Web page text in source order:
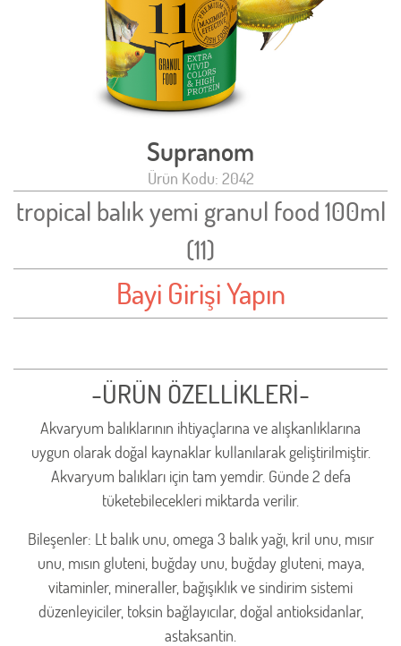
Supranom
Ürün Kodu: 2042
tropical balık yemi granul food 100ml
(11)
Bayi Girişi Yapın
-ÜRÜN ÖZELLİKLERİ-
Akvaryum balıklarının ihtiyaçlarına ve alışkanlıklarına
uygun olarak doğal kaynaklar kullanılarak geliştirilmiştir.
Akvaryum balıkları için tam yemdir. Günde 2 defa
tüketebilecekleri miktarda verilir.
Bileşenler: Lt balık unu, omega 3 balık yağı, kril unu, mısır
unu, mısın gluteni, buğday unu, buğday gluteni, maya,
vitaminler, mineraller, bağışıklık ve sindirim sistemi
düzenleyiciler, toksin bağlayıcılar, doğal antioksidanlar,
astaksantin.